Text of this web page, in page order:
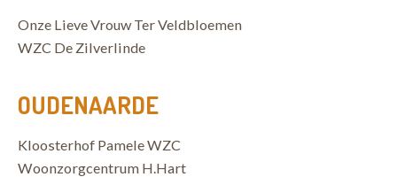
Onze Lieve Vrouw Ter Veldbloemen
WZC De Zilverlinde
OUDENAARDE
Kloosterhof Pamele WZC
Woonzorgcentrum H.Hart